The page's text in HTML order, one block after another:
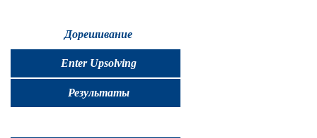
Дорешивание
Enter Upsolving
Результаты